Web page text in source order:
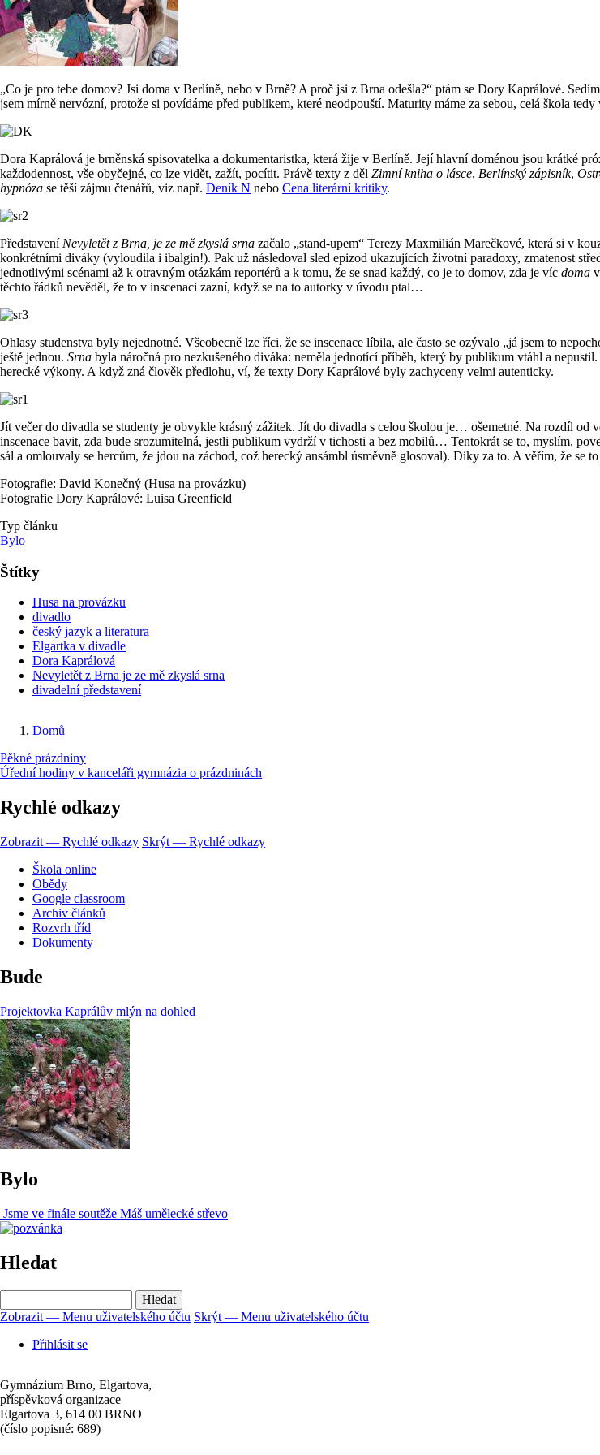
„Co je pro tebe domov? Jsi doma v Berlíně, nebo v Brně? A proč jsi z Brna odešla?“ ptám se Dory Kaprálové.
jsem mírně nervózní, protože si povídáme před publikem, které neodpouští. Maturity máme za sebou, celá škola
Dora Kaprálová je brněnská spisovatelka a dokumentaristka, která žije v Berlíně. Její hlavní doménou jsou krátké
každodennost, vše obyčejné, co lze vidět, zažít, pocítit. Právě texty z děl Zimní kniha o lásce, Berlínský zápisník,
hypnóza se těší zájmu čtenářů, viz např. Deník N nebo Cena literární kritiky.
Představení Nevyletět z Brna, je ze mě zkyslá srna začalo „stand-upem“ Terezy Maxmilián Marečkové, která si v
konkrétními diváky (vyloudila i ibalgin!). Pak už následoval sled epizod ukazujících životní paradoxy, zmatenost
jednotlivými scénami až k otravným otázkám reportérů a k tomu, že se snad každý, co je to domov, zda je víc doma
těchto řádků nevěděl, že to v inscenaci zazní, když se na to autorky v úvodu ptal…
Ohlasy studenstva byly nejednotné. Všeobecně lze říci, že se inscenace líbila, ale často se ozývalo „já jsem to
ještě jednou. Srna byla náročná pro nezkušeného diváka: neměla jednotící příběh, který by publikum vtáhl a
herecké výkony. A když zná člověk předlohu, ví, že texty Dory Kaprálové byly zachyceny velmi autenticky.
Jít večer do divadla se studenty je obvykle krásný zážitek. Jít do divadla s celou školou je… ošemetné. Na rozdíl od
inscenace bavit, zda bude srozumitelná, jestli publikum vydrží v tichosti a bez mobilů… Tentokrát se to, myslím,
sál a omlouvaly se hercům, že jdou na záchod, což herecký ansámbl úsměvně glosoval). Díky za to. A věřím, že se
Fotografie: David Konečný (Husa na provázku)
Fotografie Dory Kaprálové: Luisa Greenfield
Typ článku
Bylo
Štítky
Husa na provázku
divadlo
český jazyk a literatura
Elgartka v divadle
Dora Kaprálová
Nevyletět z Brna je ze mě zkyslá srna
divadelní představení
Drobečková
navigace
Domů
Pěkné prázdniny
Úřední hodiny v kanceláři gymnázia o prázdninách
Rychlé odkazy
Zobrazit — Rychlé odkazy Skrýt — Rychlé odkazy
Škola online
Obědy
Google classroom
Archiv článků
Rozvrh tříd
Dokumenty
Bude
Projektovka Kaprálův mlýn na dohled
Bylo
Jsme ve finále soutěže Máš umělecké střevo
Hledat
Menu
účtu
Zobrazit — Menu uživatelského účtu Skrýt — Menu uživatelského účtu
Přihlásit se
Gymnázium Brno, Elgartova,
příspěvková organizace
Elgartova 3, 614 00 BRNO
(číslo popisné: 689)